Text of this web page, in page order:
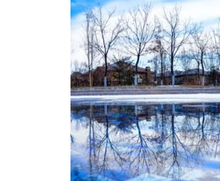
公益慈善
投資者關係